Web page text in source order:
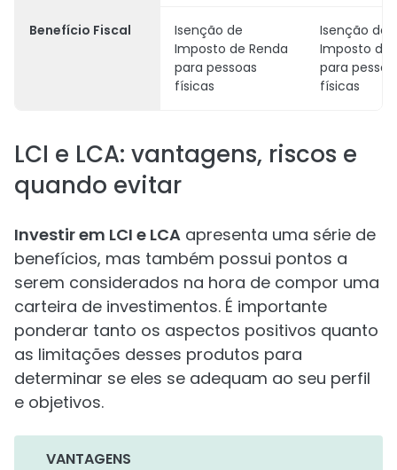
Benefício Fiscal
Isenção de
Imposto de Renda
para pessoas
físicas
Isenção de
Imposto de
para
físicas
LCI e LCA: vantagens, riscos e
quando evitar
Investir em LCI e LCA apresenta uma série de
benefícios, mas também possui pontos a
serem considerados na hora de compor uma
carteira de investimentos. É importante
ponderar tanto os aspectos positivos quanto
as limitações desses produtos para
determinar se eles se adequam ao seu perfil
e objetivos.
VANTAGENS